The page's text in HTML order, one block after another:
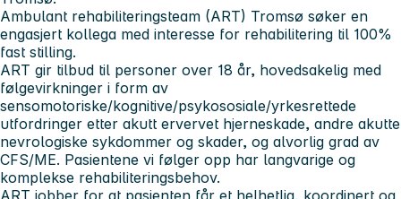
Ambulant rehabiliteringsteam (ART) Tromsø søker en
engasjert kollega med interesse for rehabilitering til 100%
fast stilling.
ART gir tilbud til personer over 18 år, hovedsakelig med
følgevirkninger i form av
sensomotoriske/kognitive/psykososiale/yrkesrettede
utfordringer etter akutt ervervet hjerneskade, andre akutte
nevrologiske sykdommer og skader, og alvorlig grad av
CFS/ME. Pasientene vi følger opp har langvarige og
komplekse rehabiliteringsbehov.
ART jobber for at pasienten får et helhetlig, koordinert og